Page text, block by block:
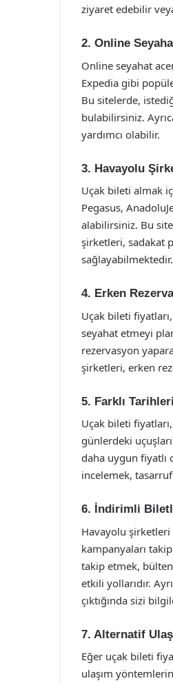
ziyaret edebilir
2. Online
Online seyahat
Expedia gibi
Bu sitelerde,
bulabilirsiniz.
yardımcı olabilir.
3. Havayolu
Uçak bileti almak
Pegasus,
alabilirsiniz. Bu
şirketleri, sadakat
sağlayabilmektedir.
4. Erken
Uçak bileti
seyahat etmeyi
rezervasyon
şirketleri, erken
5. Farklı
Uçak bileti
günlerdeki
daha uygun fiyatlı
incelemek,
6. İndirimli
Havayolu
kampanyaları
takip etmek,
etkili yollarıdır.
çıktığında sizi
7. Alternatif
Eğer uçak bileti
ulaşım